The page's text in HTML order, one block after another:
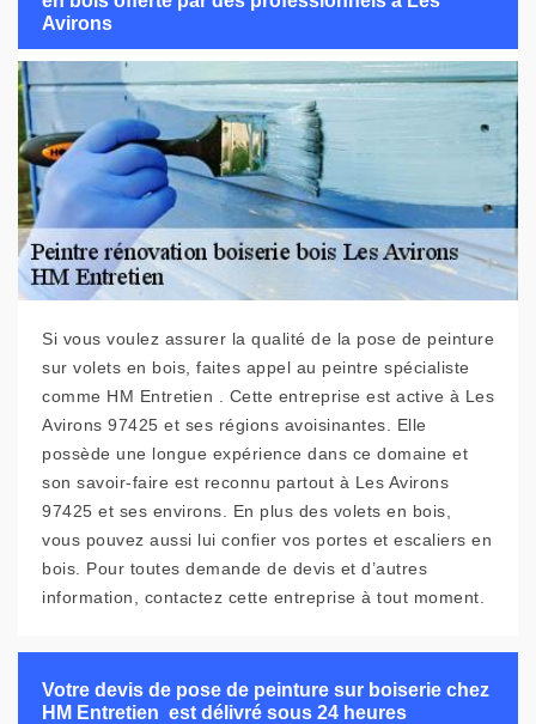
Avirons
Si vous voulez assurer la qualité de la pose de peinture
sur volets en bois, faites appel au peintre spécialiste
comme HM Entretien . Cette entreprise est active à Les
Avirons 97425 et ses régions avoisinantes. Elle
possède une longue expérience dans ce domaine et
son savoir-faire est reconnu partout à Les Avirons
97425 et ses environs. En plus des volets en bois,
vous pouvez aussi lui confier vos portes et escaliers en
bois. Pour toutes demande de devis et d’autres
information, contactez cette entreprise à tout moment.
Votre devis de pose de peinture sur boiserie chez
HM Entretien est délivré sous 24 heures